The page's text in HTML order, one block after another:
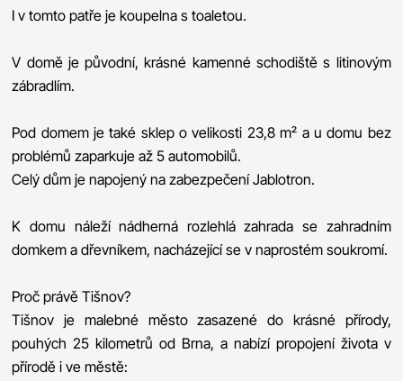
I v tomto patře je koupelna s toaletou.
V domě je původní, krásné kamenné schodiště s litinovým
zábradlím.
Pod domem je také sklep o velikosti 23,8 m² a u domu bez
problémů zaparkuje až 5 automobilů.
Celý dům je napojený na zabezpečení Jablotron.
K domu náleží nádherná rozlehlá zahrada se zahradním
domkem a dřevníkem, nacházející se v naprostém soukromí.
Proč právě Tišnov?
Tišnov je malebné město zasazené do krásné přírody,
pouhých 25 kilometrů od Brna, a nabízí propojení života v
přírodě i ve městě: